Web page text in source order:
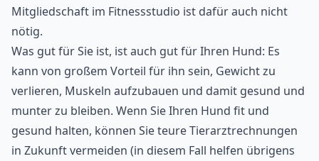
Mitgliedschaft im Fitnessstudio ist dafür auch nicht
nötig.
Was gut für Sie ist, ist auch gut für Ihren Hund: Es
kann von großem Vorteil für ihn sein, Gewicht zu
verlieren, Muskeln aufzubauen und damit gesund und
munter zu bleiben. Wenn Sie Ihren Hund fit und
gesund halten, können Sie teure Tierarztrechnungen
in Zukunft vermeiden (in diesem Fall helfen übrigens